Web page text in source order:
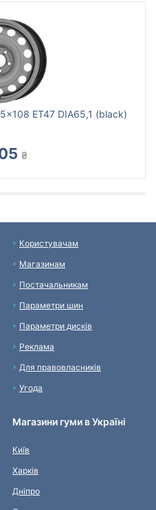
ET47 DIA65,1 (black)
₴
Користувачам
Магазинам
Постачальникам
Параметри шин
Параметри дисків
Реклама
Для правовласників
Угода
Магазини гуми в Україні
Київ
Харків
Дніпро